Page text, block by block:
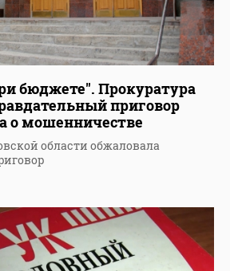
бюджете". Прокуратура
приговор
о мошенничестве
области обжаловала